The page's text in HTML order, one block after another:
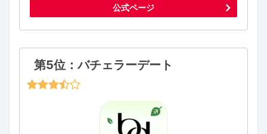
公式ページ
第5位：バチェラーデート